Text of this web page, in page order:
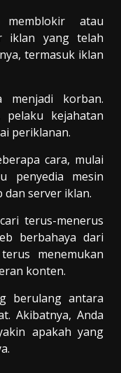
atau
iklan yang telah
termasuk iklan
menjadi korban.
kejahatan
periklanan.
cara, mulai
penyedia mesin
server iklan.
terus-menerus
berbahaya dari
menemukan
konten.
berulang antara
Akibatnya, Anda
apakah yang